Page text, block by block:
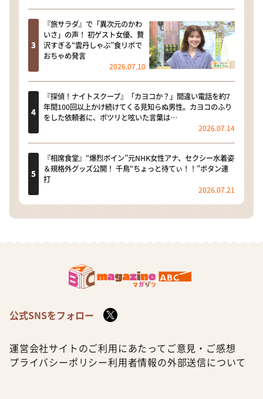
『旅サラダ』で「異次元のかわ
いさ」の声！ 初ゲスト女優、贅
沢すぎる“雲丹しゃぶ”食リポで
おちゃめ発言
2026.07.10
『探偵！ナイトスクープ』「カヨコか？」間違い電話を約7
年間100回以上かけ続けてくる見知らぬ男性。カヨコのふり
をした依頼者に、ポツリと呟いた言葉は…
2026.07.14
『相席食堂』“爆烈ボイン”元NHK女性アナ、セクシー水着姿
＆規格外グッズ公開！ 千鳥“ちょっと待てぃ！！”ボタン連
打
2026.07.21
公式SNSをフォロー
運営会社サイトのご利用にあたって ご意見・ご感想
プライバシーポリシー利用者情報の外部送信について